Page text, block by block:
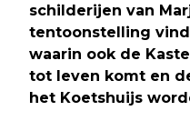
schilderijen van
tentoonstelling
waarin ook de
tot leven komt en
het Koetshuijs